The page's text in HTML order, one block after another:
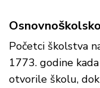
Početci školstva
1773. godine
otvorile školu, dok